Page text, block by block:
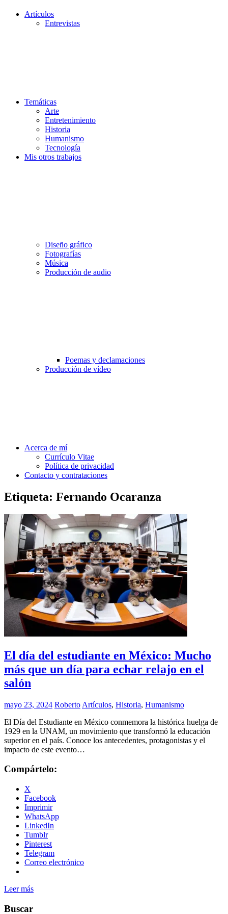
Artículos
Entrevistas
Temáticas
Arte
Entretenimiento
Historia
Humanismo
Tecnología
Mis otros trabajos
Diseño gráfico
Fotografías
Música
Producción de audio
Poemas y declamaciones
Producción de vídeo
Acerca de mí
Currículo Vitae
Política de privacidad
Contacto y contrataciones
Etiqueta: Fernando Ocaranza
El día del estudiante en México: Mucho
más que un día para echar relajo en el
salón
mayo 23, 2024 Roberto Artículos, Historia, Humanismo
El Día del Estudiante en México conmemora la histórica huelga de
1929 en la UNAM, un movimiento que transformó la educación
superior en el país. Conoce los antecedentes, protagonistas y el
impacto de este evento…
Compártelo:
X
Facebook
Imprimir
WhatsApp
LinkedIn
Tumblr
Pinterest
Telegram
Correo electrónico
Leer más
Buscar